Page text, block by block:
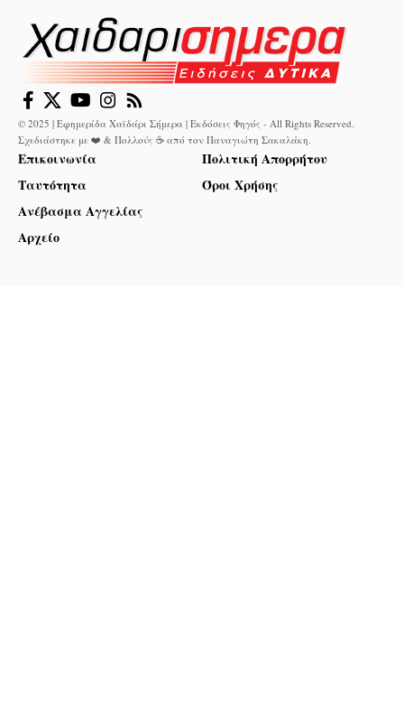
© 2025 | Εφημερίδα Χαϊδάρι Σήμερα | Εκδόσεις Φηγός - All Rights Reserved.
Σχεδιάστηκε με ❤️ & Πολλούς ☕ από τον Παναγιώτη Σακαλάκη
Επικοινωνία
Ταυτότητα
Ανέβασμα Αγγελίας
Αρχείο
Πολιτική Απορρήτου
Όροι Χρήσης